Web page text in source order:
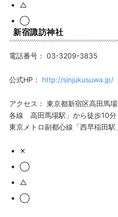
△
◯
新宿諏訪神社
電話番号： 03-3209-3835
公式HP： http://sinjukusuwa.jp/
アクセス： 東京都新宿区高田馬
各線 高田馬場駅」から徒歩10分
東京メトロ副都心線「西早稲田駅
✕
◯
△
◯